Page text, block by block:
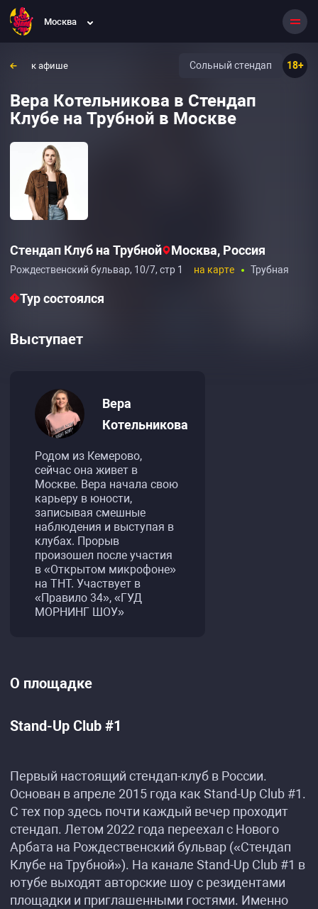
Москва
к афише 18+
Сольный стендап
Вера Котельникова в Стендап
Клубе на Трубной в Москве
Стендап Клуб на Трубной Москва, Россия
Рождественский бульвар, 10/7, стр 1 на карте Трубная
Тур состоялся
Выступает
Вера
Котельникова
Родом из Кемерово,
сейчас она живет в
Москве. Вера начала свою
карьеру в юности,
записывая смешные
наблюдения и выступая в
клубах. Прорыв
произошел после участия
в «Открытом микрофоне»
на ТНТ. Участвует в
«Правило 34», «ГУД
МОРНИНГ ШОУ»
О площадке
Stand-Up Club #1
Первый настоящий стендап-клуб в России.
Основан в апреле 2015 года как Stand-Up Club #1.
С тех пор здесь почти каждый вечер проходит
стендап. Летом 2022 года переехал с Нового
Арбата на Рождественский бульвар («Стендап
Клубе на Трубной»). На канале Stand-Up Club #1 в
ютубе выходят авторские шоу с резидентами
площадки и приглашенными гостями. Именно